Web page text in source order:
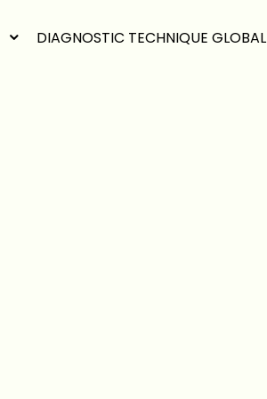
DIAGNOSTIC TECHNIQUE GLOBAL